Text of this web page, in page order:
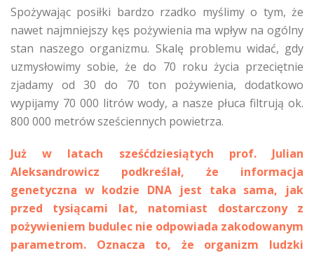
Spożywając posiłki bardzo rzadko myślimy o tym, że
nawet najmniejszy kęs pożywienia ma wpływ na ogólny
stan naszego organizmu. Skalę problemu widać, gdy
uzmysłowimy sobie, że do 70 roku życia przeciętnie
zjadamy od 30 do 70 ton pożywienia, dodatkowo
wypijamy 70 000 litrów wody, a nasze płuca filtrują ok.
800 000 metrów sześciennych powietrza.
Już w latach sześćdziesiątych prof. Julian
Aleksandrowicz podkreślał, że informacja
genetyczna w kodzie DNA jest taka sama, jak
przed tysiącami lat, natomiast dostarczony z
pożywieniem budulec nie odpowiada zakodowanym
parametrom. Oznacza to, że organizm ludzki